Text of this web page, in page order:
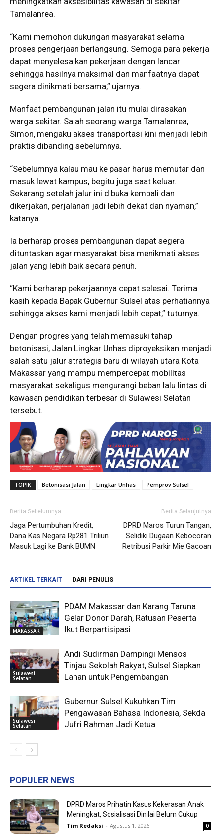
Tamalanrea.
“Kami memohon dukungan masyarakat selama
proses pengerjaan berlangsung. Semoga para pekerja
dapat menyelesaikan pekerjaan dengan lancar
sehingga hasilnya maksimal dan manfaatnya dapat
segera dinikmati bersama,” ujarnya.
Manfaat pembangunan jalan itu mulai dirasakan
warga sekitar. Salah seorang warga Tamalanrea,
Simon, mengaku akses transportasi kini menjadi lebih
praktis dibanding sebelumnya.
“Sebelumnya kalau mau ke pasar harus memutar dan
masuk lewat kampus, begitu juga saat keluar.
Sekarang setelah jalur ini dibuka kembali dan
dikerjakan, perjalanan jadi lebih dekat dan nyaman,”
katanya.
Ia berharap proses pembangunan dapat segera
dituntaskan agar masyarakat bisa menikmati akses
jalan yang lebih baik secara penuh.
“Kami berharap pekerjaannya cepat selesai. Terima
kasih kepada Bapak Gubernur Sulsel atas perhatiannya
sehingga akses kami menjadi lebih cepat,” tuturnya.
Dengan progres yang telah memasuki tahap
betonisasi, Jalan Lingkar Unhas diproyeksikan menjadi
salah satu jalur strategis baru di wilayah utara Kota
Makassar yang mampu mempercepat mobilitas
masyarakat sekaligus mengurangi beban lalu lintas di
kawasan pendidikan terbesar di Sulawesi Selatan
tersebut.
TOPIK Betonisasi Jalan Lingkar Unhas Pemprov Sulsel
Berita Sebelumnya
Jaga Pertumbuhan Kredit,
Dana Kas Negara Rp281 Triliun
Masuk Lagi ke Bank BUMN
Berita Selanjutnya
DPRD Maros Turun Tangan,
Selidiki Dugaan Kebocoran
Retribusi Parkir Mie Gacoan
ARTIKEL TERKAIT DARI PENULIS
MAKASSAR
PDAM Makassar dan Karang Taruna
Gelar Donor Darah, Ratusan Peserta
Ikut Berpartisipasi
Sulawesi
Selatan
Andi Sudirman Dampingi Mensos
Tinjau Sekolah Rakyat, Sulsel Siapkan
Lahan untuk Pengembangan
Sulawesi
Selatan
Gubernur Sulsel Kukuhkan Tim
Pengawasan Bahasa Indonesia, Sekda
Jufri Rahman Jadi Ketua
POPULER NEWS
DPRD Maros Prihatin Kasus Kekerasan Anak
Meningkat, Sosialisasi Dinilai Belum Cukup
Tim Redaksi - Agustus 1, 2026 0